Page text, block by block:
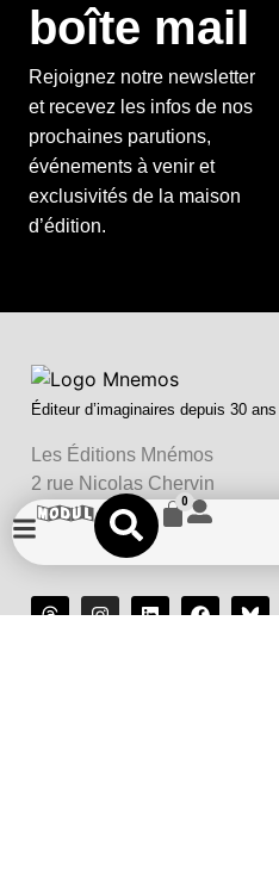
boîte mail
Rejoignez notre newsletter
et recevez les infos de nos
prochaines parutions,
événements à venir et
exclusivités de la maison
d’édition.
Éditeur d’imaginaires depuis 30 ans
Les Éditions Mnémos
2 rue Nicolas Chervin
Saint-Laurent d’Oingt
69620 Val d’Oingt
0